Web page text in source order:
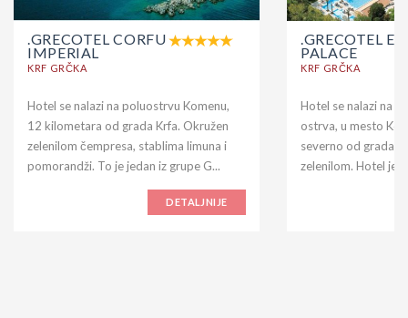
.GRECOTEL CORFU
IMPERIAL
KRF GRČKA
Hotel se nalazi na poluostrvu Komenu,
12 kilometara od grada Krfa. Okružen
zelenilom čempresa, stablima limuna i
pomorandži. To je jedan iz grupe G...
DETALJNIJE
.GRECOTEL
PALACE
KRF GRČKA
Hotel se nalazi na
ostrva, u mesto
severno od grada
zelenilom. Hotel je